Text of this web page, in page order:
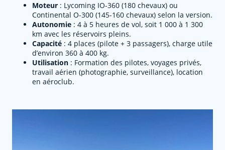
Moteur : Lycoming IO-360 (180 chevaux) ou
Continental O-300 (145-160 chevaux) selon la version.
Autonomie : 4 à 5 heures de vol, soit 1 000 à 1 300
km avec les réservoirs pleins.
Capacité : 4 places (pilote + 3 passagers), charge utile
d’environ 360 à 400 kg.
Utilisation : Formation des pilotes, voyages privés,
travail aérien (photographie, surveillance), location
en aéroclub.